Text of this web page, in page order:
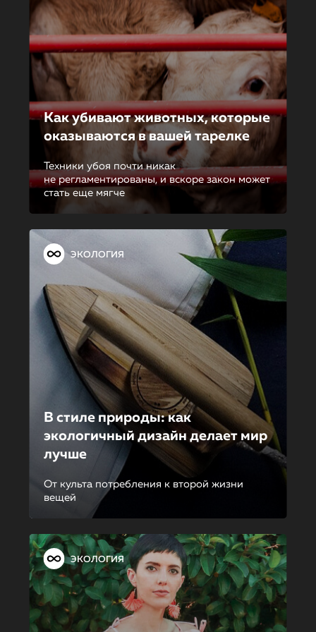
Как убивают животных, которые
оказываются в вашей тарелке
Техники убоя почти никак
не регламентированы, и вскоре закон может
стать еще мягче
ЭКОЛОГИЯ
В стиле природы: как
экологичный дизайн делает мир
лучше
От культа потребления к второй жизни
вещей
ЭКОЛОГИЯ